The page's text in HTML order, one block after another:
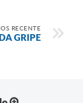
RECENTE
GRIPE